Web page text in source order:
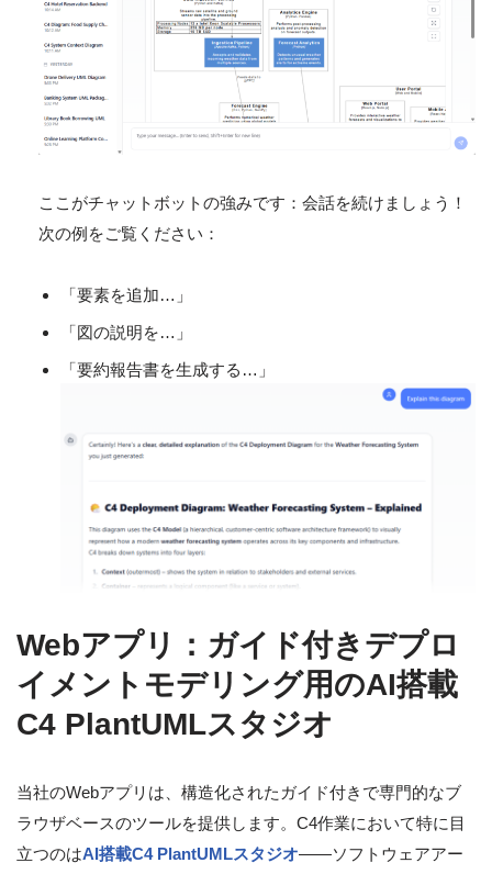
ここがチャットボットの強みです：会話を続けましょう！
次の例をご覧ください：
「要素を追加…」
「図の説明を…」
「要約報告書を生成する…」
Webアプリ：ガイド付きデプロ
イメントモデリング用のAI搭載
C4 PlantUMLスタジオ
当社のWebアプリは、構造化されたガイド付きで専門的なブ
ラウザベースのツールを提供します。C4作業において特に目
立つのはAI搭載C4 PlantUMLスタジオ——ソフトウェアアー